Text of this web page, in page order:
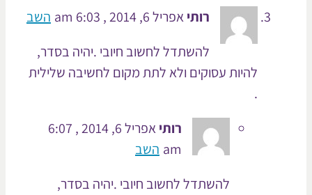
רותי
אפריל 6, 2014 , 6:03 am
השב
להשתדל לחשוב חיובי .יהיה בסדר,
להיות עסוקים ולא לתת מקום לחשיבה שלילית
רותי
אפריל 6, 2014 , 6:07
am
השב
להשתדל לחשוב חיובי .יהיה בסדר,